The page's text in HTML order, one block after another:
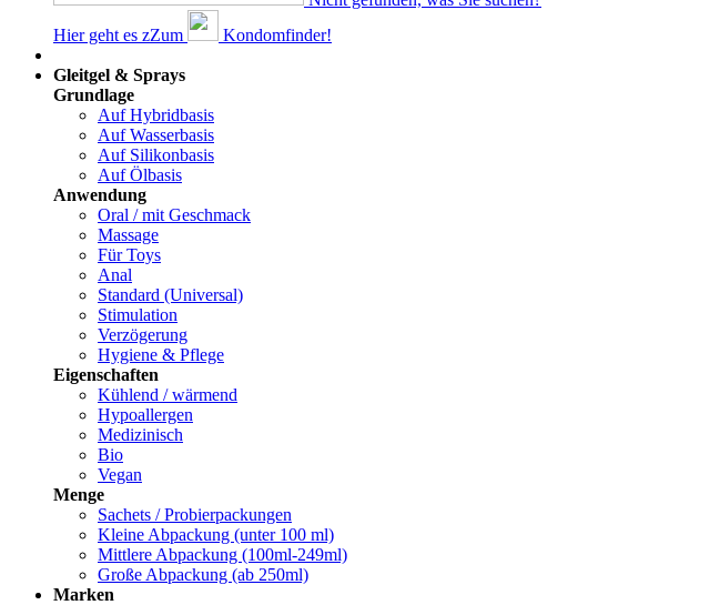
Hier geht es zZum
Kondomfinder!
Gleitgel & Sprays
Grundlage
Auf Hybridbasis
Auf Wasserbasis
Auf Silikonbasis
Auf Ölbasis
Anwendung
Oral / mit Geschmack
Massage
Für Toys
Anal
Standard (Universal)
Stimulation
Verzögerung
Hygiene & Pflege
Eigenschaften
Kühlend / wärmend
Hypoallergen
Medizinisch
Bio
Vegan
Menge
Sachets / Probierpackungen
Kleine Abpackung (unter 100 ml)
Mittlere Abpackung (100ml-249ml)
Große Abpackung (ab 250ml)
Marken